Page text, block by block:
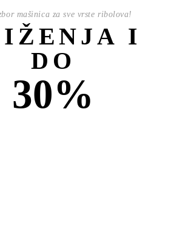
mašinica za sve vrste ribolova!
I
DO
30%